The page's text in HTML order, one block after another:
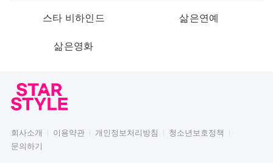
스타 비하인드 삶은연예
삶은영화
회사소개 이용약관 개인정보처리방침
청소년보호정책
문의하기